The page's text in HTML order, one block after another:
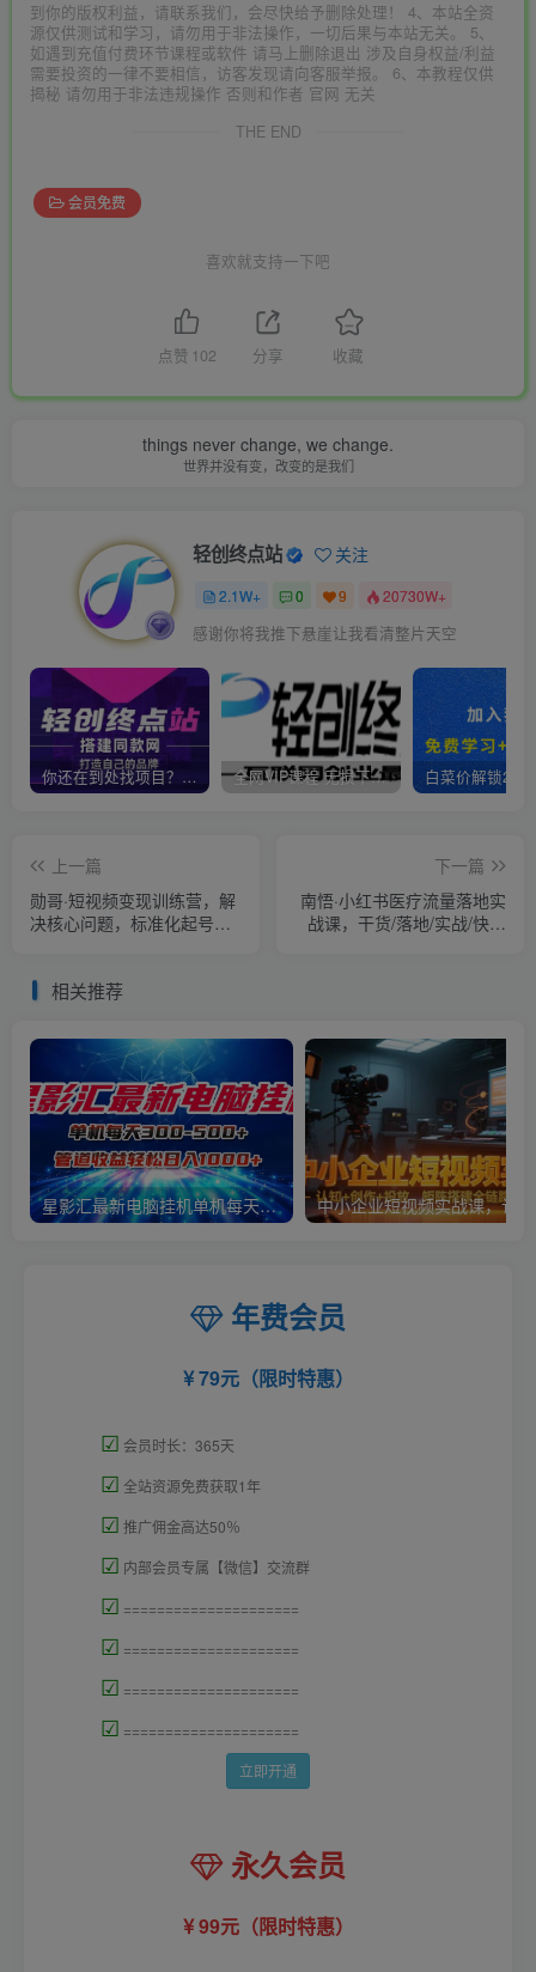
到你的版权利益，请联系我们，会尽快给予删除处理！ 4、本站全资
源仅供测试和学习，请勿用于非法操作，一切后果与本站无关。 5、
如遇到充值付费环节课程或软件 请马上删除退出 涉及自身权益/利益
需要投资的一律不要相信，访客发现请向客服举报。 6、本教程仅供
揭秘 请勿用于非法违规操作 否则和作者 官网 无关
THE END
会员免费
喜欢就支持一下吧
点赞 102 分享 收藏
things never change, we change.
世界并没有变，改变的是我们
轻创终点站 关注
2.1W+ 0 9 20730W+
感谢你将我推下悬崖让我看清整片天空
你还在到处找项目？还在当韭菜？我靠卖项目一个月收入5万+，曾经我也是个失败者。 全网VIP课程 无损下载~
上一篇
勋哥·短视频变现训练营，解
决核心问题，标准化起号流
下一篇
南悟·小红书医疗流量落地实
战课，干货/落地/实战/快速
相关推荐
星影汇最新电脑挂机单机每天300+团队管道收益轻松日入1000+
年费会员
79元（限时特惠）
☑ 会员时长：365天
☑ 全站资源免费获取1年
☑ 推广佣金高达50％
☑ 内部会员专属【微信】交流群
☑ =====================
☑ =====================
☑ =====================
☑ =====================
立即开通
永久会员
99元（限时特惠）